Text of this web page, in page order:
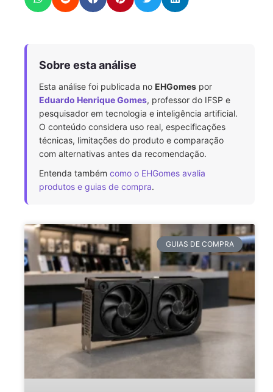
Sobre esta análise
Esta análise foi publicada no EHGomes por
Eduardo Henrique Gomes, professor do IFSP e
pesquisador em tecnologia e inteligência artificial.
O conteúdo considera uso real, especificações
técnicas, limitações do produto e comparação
com alternativas antes da recomendação.
Entenda também como o EHGomes avalia
produtos e guias de compra.
GUIAS DE COMPRA